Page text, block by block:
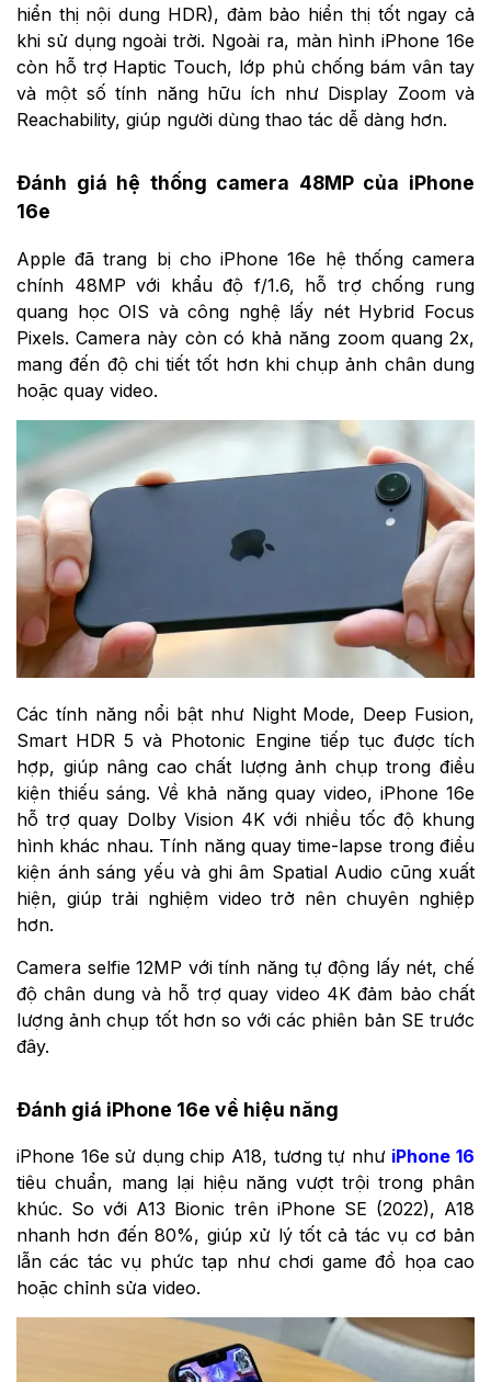
hiển thị nội dung HDR), đảm bảo hiển thị tốt ngay cả
khi sử dụng ngoài trời. Ngoài ra, màn hình iPhone 16e
còn hỗ trợ Haptic Touch, lớp phủ chống bám vân tay
và một số tính năng hữu ích như Display Zoom và
Reachability, giúp người dùng thao tác dễ dàng hơn.
Đánh giá hệ thống camera 48MP của iPhone
16e
Apple đã trang bị cho iPhone 16e hệ thống camera
chính 48MP với khẩu độ f/1.6, hỗ trợ chống rung
quang học OIS và công nghệ lấy nét Hybrid Focus
Pixels. Camera này còn có khả năng zoom quang 2x,
mang đến độ chi tiết tốt hơn khi chụp ảnh chân dung
hoặc quay video.
Các tính năng nổi bật như Night Mode, Deep Fusion,
Smart HDR 5 và Photonic Engine tiếp tục được tích
hợp, giúp nâng cao chất lượng ảnh chụp trong điều
kiện thiếu sáng. Về khả năng quay video, iPhone 16e
hỗ trợ quay Dolby Vision 4K với nhiều tốc độ khung
hình khác nhau. Tính năng quay time-lapse trong điều
kiện ánh sáng yếu và ghi âm Spatial Audio cũng xuất
hiện, giúp trải nghiệm video trở nên chuyên nghiệp
hơn.
Camera selfie 12MP với tính năng tự động lấy nét, chế
độ chân dung và hỗ trợ quay video 4K đảm bảo chất
lượng ảnh chụp tốt hơn so với các phiên bản SE trước
đây.
Đánh giá iPhone 16e về hiệu năng
iPhone 16e sử dụng chip A18, tương tự như iPhone 16
tiêu chuẩn, mang lại hiệu năng vượt trội trong phân
khúc. So với A13 Bionic trên iPhone SE (2022), A18
nhanh hơn đến 80%, giúp xử lý tốt cả tác vụ cơ bản
lẫn các tác vụ phức tạp như chơi game đồ họa cao
hoặc chỉnh sửa video.